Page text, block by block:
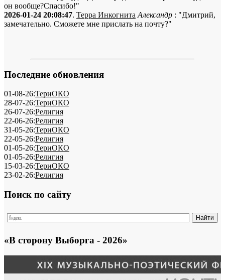
он вообще?Спасибо!"
2026-01-24 20:08:47. Терра Инкогнита Александр : "Дмитрий,
замечательно. Сможете мне прислать на почту?"
Последние обновления
01-08-26:ТериОКО
28-07-26:ТериОКО
26-07-26:Религия
22-06-26:Религия
31-05-26:ТериОКО
22-05-26:Религия
01-05-26:ТериОКО
01-05-26:Религия
15-03-26:ТериОКО
23-02-26:Религия
Поиск по сайту
«В сторону Выборга - 2026»